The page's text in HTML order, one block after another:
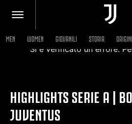
SHOP
MEN WOMEN GIOVANILI STORIA
Si è verificato un errore.
HIGHLIGHTS SERIE A |
JUVENTUS